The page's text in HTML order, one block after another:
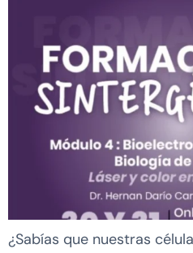
¿Sabías que nuestras